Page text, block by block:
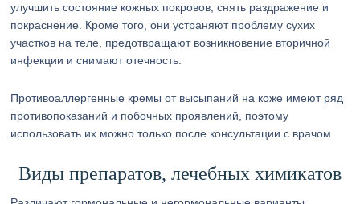
улучшить состояние кожных покровов, снять раздражение и
покраснение. Кроме того, они устраняют проблему сухих
участков на теле, предотвращают возникновение вторичной
инфекции и снимают отечность.
Противоаллергенные кремы от высыпаний на коже имеют ряд
противопоказаний и побочных проявлений, поэтому
использовать их можно только после консультации с врачом.
Виды препаратов, лечебных химикатов